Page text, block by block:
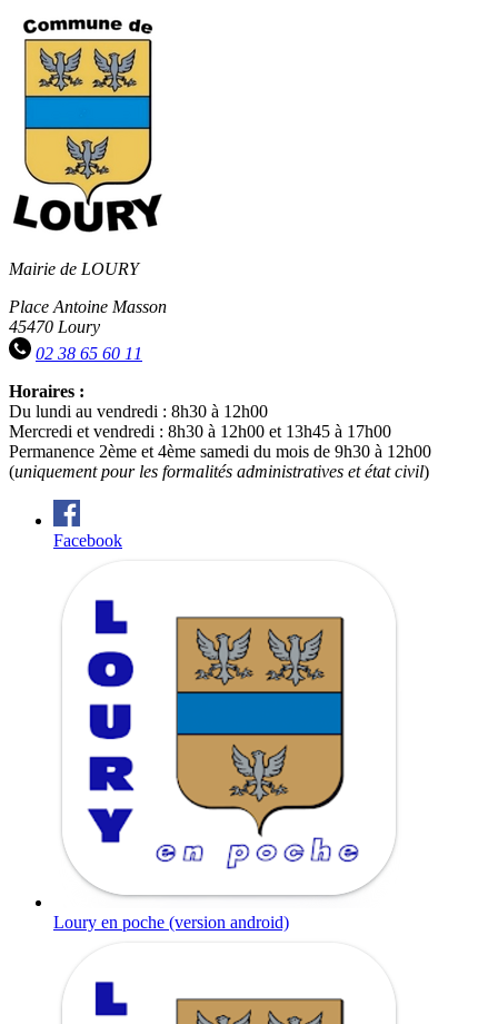
Mairie de LOURY
Place Antoine Masson
45470 Loury
02 38 65 60 11
Horaires :
Du lundi au vendredi : 8h30 à 12h00
Mercredi et vendredi : 8h30 à 12h00 et 13h45 à 17h00
Permanence 2ème et 4ème samedi du mois de 9h30 à 12h00
(uniquement pour les formalités administratives et état civil)
Facebook
Loury en poche (version android)